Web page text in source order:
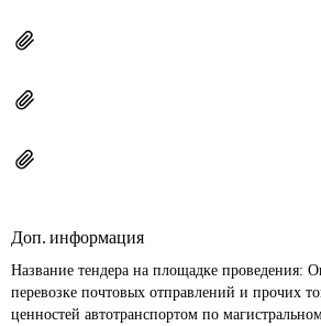
Доп. информация
Название тендера на площадке проведения:
перевозке почтовых отправлений и прочих
ценностей автотранспортом по